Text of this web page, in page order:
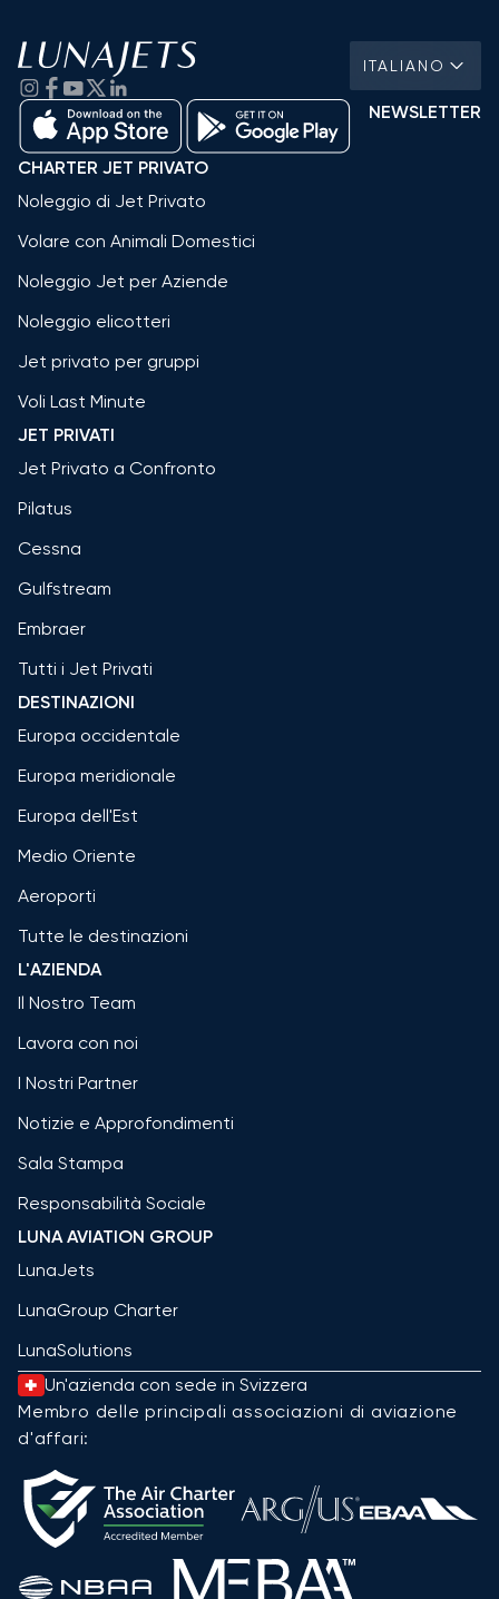
ITALIANO
NEWSLETTER
CHARTER JET PRIVATO
Noleggio di Jet Privato
Volare con Animali Domestici
Noleggio Jet per Aziende
Noleggio elicotteri
Jet privato per gruppi
Voli Last Minute
JET PRIVATI
Jet Privato a Confronto
Pilatus
Cessna
Gulfstream
Embraer
Tutti i Jet Privati
DESTINAZIONI
Europa occidentale
Europa meridionale
Europa dell'Est
Medio Oriente
Aeroporti
Tutte le destinazioni
L'AZIENDA
Il Nostro Team
Lavora con noi
I Nostri Partner
Notizie e Approfondimenti
Sala Stampa
Responsabilità Sociale
LUNA AVIATION GROUP
LunaJets
LunaGroup Charter
LunaSolutions
Un'azienda con sede in Svizzera
Membro delle principali associazioni di aviazione
d'affari: